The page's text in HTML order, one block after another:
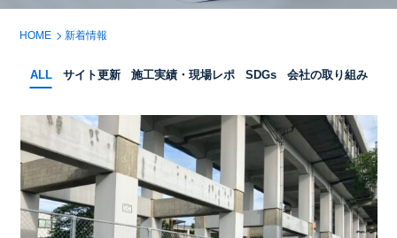
HOME 新着情報
ALL サイト更新 施工実績・現場レポ SDGs 会社の取り組み